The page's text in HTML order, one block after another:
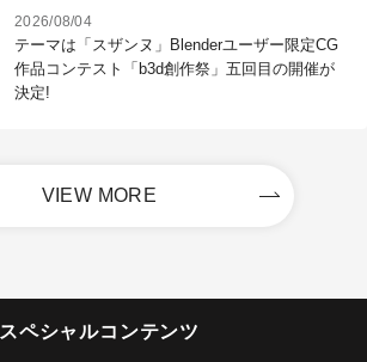
2026/08/04
テーマは「スザンヌ」Blenderユーザー限定CG
作品コンテスト「b3d創作祭」五回目の開催が
決定!
VIEW MORE
スペシャルコンテンツ